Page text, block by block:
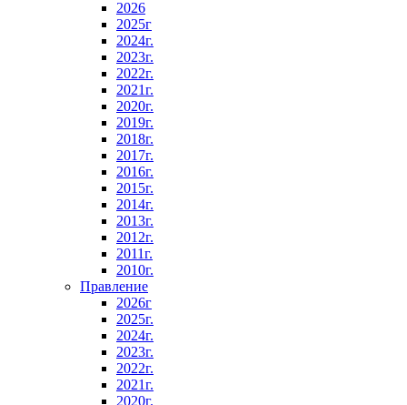
2026
2025г
2024г.
2023г.
2022г.
2021г.
2020г.
2019г.
2018г.
2017г.
2016г.
2015г.
2014г.
2013г.
2012г.
2011г.
2010г.
Правление
2026г
2025г.
2024г.
2023г.
2022г.
2021г.
2020г.